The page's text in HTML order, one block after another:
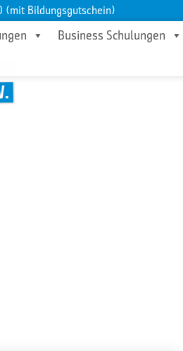
(mit Bildungsgutschein)
Business Schulungen